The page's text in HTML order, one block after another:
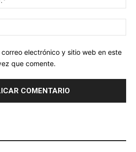
electrónico y sitio web en este
que comente.